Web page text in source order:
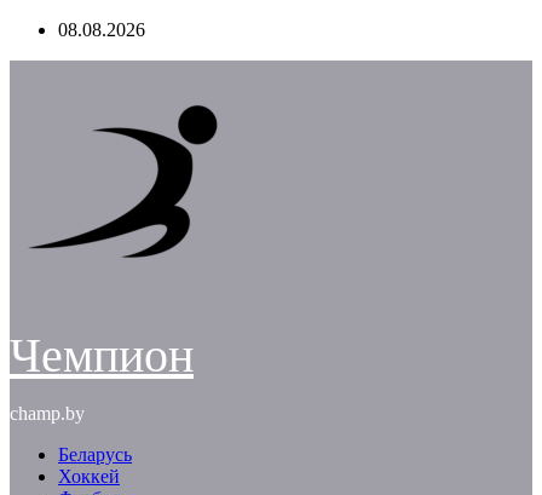
Перейти08.08.2026
Чемпион
champ.by
Беларусь
Хоккей